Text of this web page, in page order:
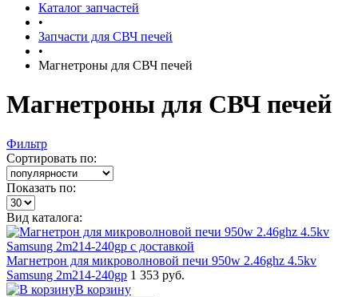
Каталог запчастей
•
Запчасти для СВЧ печей
•
Магнетроны для СВЧ печей
Магнетроны для СВЧ печей
Фильтр
Сортировать по:
Показать по:
Вид каталога:
Магнетрон для микроволновой печи 950w 2.46ghz 4.5kv
Samsung 2m214-240gp 1 353 руб.
В корзину